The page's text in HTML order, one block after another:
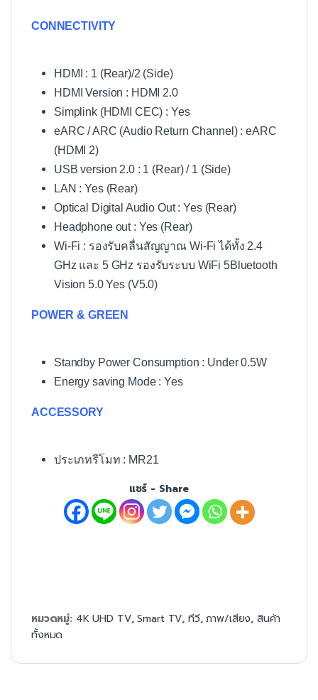
CONNECTIVITY
HDMI : 1 (Rear)/2 (Side)
HDMI Version : HDMI 2.0
Simplink (HDMI CEC) : Yes
eARC / ARC (Audio Return Channel) : eARC
(HDMI 2)
USB version 2.0 : 1 (Rear) / 1 (Side)
LAN : Yes (Rear)
Optical Digital Audio Out : Yes (Rear)
Headphone out : Yes (Rear)
Wi-Fi : รองรับคลื่นสัญญาณ Wi-Fi ได้ทั้ง 2.4
GHz และ 5 GHz รองรับระบบ WiFi 5Bluetooth
Vision 5.0 Yes (V5.0)
POWER & GREEN
Standby Power Consumption : Under 0.5W
Energy saving Mode : Yes
ACCESSORY
ประเภทรีโมท : MR21
แชร์ - Share
หมวดหมู่: 4K UHD TV,Smart TV, ทีวี,ภาพ/เสียง,สินค้า
ทั้งหมด